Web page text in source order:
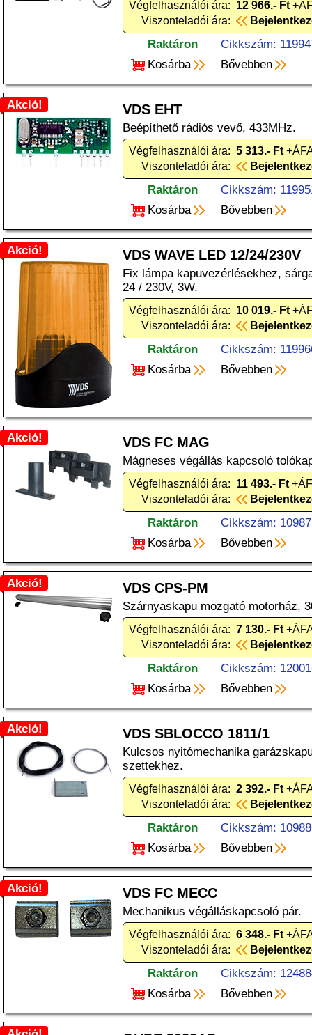
Végfelhasználói ára: 12 966.- Ft
Viszonteladói ára:
Raktáron
Cikkszám:
Kosárba
Bővebben
Akció! VDS EHT
Beépíthető rádiós vevő, 433MHz.
Végfelhasználói ára: 5 313.- Ft
Viszonteladói ára:
Raktáron
Cikkszám:
Kosárba
Bővebben
Akció! VDS WAVE LED 12/24/230V
Fix lámpa kapuvezérlésekhez,
24 / 230V, 3W.
Végfelhasználói ára: 10 019.- Ft
Viszonteladói ára:
Raktáron
Cikkszám:
Kosárba
Bővebben
Akció! VDS FC MAG
Mágneses végállás kapcsoló
Végfelhasználói ára: 11 493.- Ft
Viszonteladói ára:
Raktáron
Cikkszám:
Kosárba
Bővebben
Akció! VDS CPS-PM
Szárnyaskapu mozgató motorház,
Végfelhasználói ára: 7 130.- Ft
Viszonteladói ára:
Raktáron
Cikkszám:
Kosárba
Bővebben
Akció! VDS SBLOCCO 1811/1
Kulcsos nyitómechanika
szettekhez.
Végfelhasználói ára: 2 392.- Ft
Viszonteladói ára:
Raktáron
Cikkszám:
Kosárba
Bővebben
Akció! VDS FC MECC
Mechanikus végálláskapcsoló pár.
Végfelhasználói ára: 6 348.- Ft
Viszonteladói ára:
Raktáron
Cikkszám:
Kosárba
Bővebben